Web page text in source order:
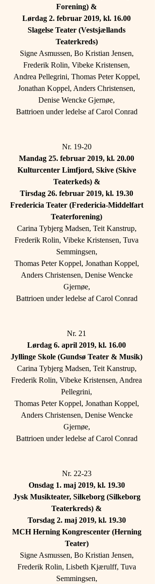
Forening) &
Lørdag 2. februar 2019, kl. 16.00
Slagelse Teater (Vestsjællands
Teaterkreds)
Signe Asmussen, Bo Kristian Jensen,
Frederik Rolin, Vibeke Kristensen,
Andrea Pellegrini, Thomas Peter Koppel,
Jonathan Koppel, Anders Christensen,
Denise Wencke Gjernøe,
Battrioen under ledelse af Carol Conrad
Nr. 19-20
Mandag 25. februar 2019, kl. 20.00
Kulturcenter Limfjord, Skive (Skive
Teaterkeds) &
Tirsdag 26. februar 2019, kl. 19.30
Fredericia Teater (Fredericia-Middelfart
Teaterforening)
Carina Tybjerg Madsen, Teit Kanstrup,
Frederik Rolin, Vibeke Kristensen, Tuva
Semmingsen,
Thomas Peter Koppel, Jonathan Koppel,
Anders Christensen, Denise Wencke
Gjernøe,
Battrioen under ledelse af Carol Conrad
Nr. 21
Lørdag 6. april 2019, kl. 16.00
Jyllinge Skole (Gundsø Teater & Musik)
Carina Tybjerg Madsen, Teit Kanstrup,
Frederik Rolin, Vibeke Kristensen, Andrea
Pellegrini,
Thomas Peter Koppel, Jonathan Koppel,
Anders Christensen, Denise Wencke
Gjernøe,
Battrioen under ledelse af Carol Conrad
Nr. 22-23
Onsdag 1. maj 2019, kl. 19.30
Jysk Musikteater, Silkeborg (Silkeborg
Teaterkreds) &
Torsdag 2. maj 2019, kl. 19.30
MCH Herning Kongrescenter (Herning
Teater)
Signe Asmussen, Bo Kristian Jensen,
Frederik Rolin, Lisbeth Kjærulff, Tuva
Semmingsen,